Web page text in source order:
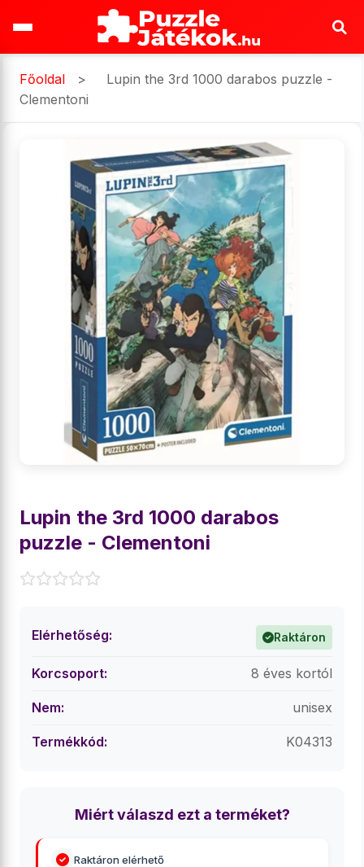
Főoldal >
Lupin the 3rd 1000 darabos puzzle -
Clementoni
Lupin the 3rd 1000 darabos
puzzle - Clementoni
Elérhetőség: Raktáron
Korcsoport: 8 éves kortól
Nem: unisex
Termékkód: K04313
Miért válaszd ezt a terméket?
Raktáron elérhető